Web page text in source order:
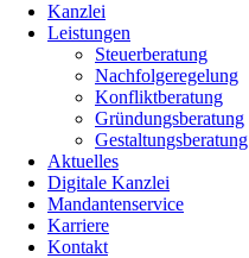
Kanzlei
Leistungen
Steuerberatung
Nachfolgeregelung
Konfliktberatung
Gründungsberatung
Gestaltungsberatung
Aktuelles
Digitale Kanzlei
Mandantenservice
Karriere
Kontakt